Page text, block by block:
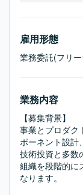
雇用形態
業務委託(フリ
業務内容
【募集背景】
事業とプロダク
ポーネント設計
技術投資と多数
組織を段階的に
なります。